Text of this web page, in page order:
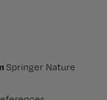
Springer Nature